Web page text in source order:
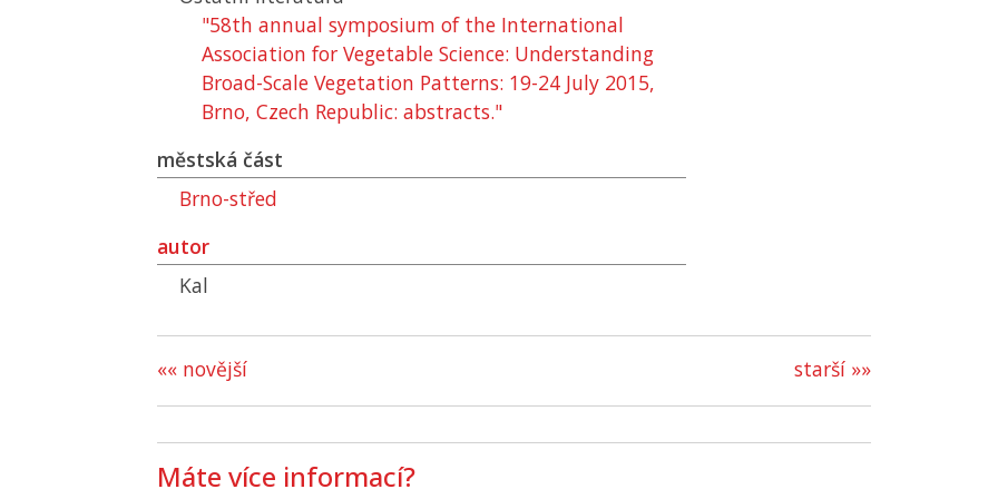
"58th annual symposium of the International
Association for Vegetable Science: Understanding
Broad-Scale Vegetation Patterns: 19-24 July 2015,
Brno, Czech Republic: abstracts."
městská část
Brno-střed
autor
Kal
starší »»
«« novější
Máte více informací?